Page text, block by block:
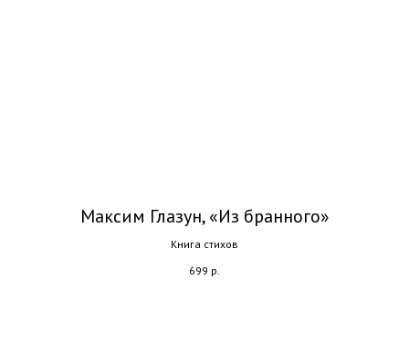
Максим Глазун, «Из бранного»
Книга стихов
699 р.